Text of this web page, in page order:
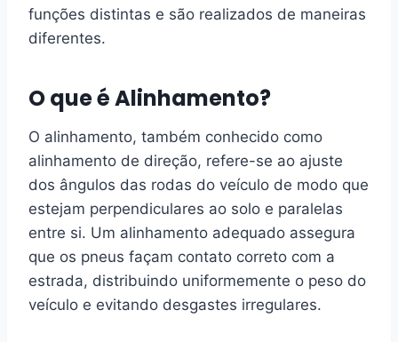
funções distintas e são realizados de maneiras
diferentes.
O que é Alinhamento?
O alinhamento, também conhecido como
alinhamento de direção, refere-se ao ajuste
dos ângulos das rodas do veículo de modo que
estejam perpendiculares ao solo e paralelas
entre si. Um alinhamento adequado assegura
que os pneus façam contato correto com a
estrada, distribuindo uniformemente o peso do
veículo e evitando desgastes irregulares.